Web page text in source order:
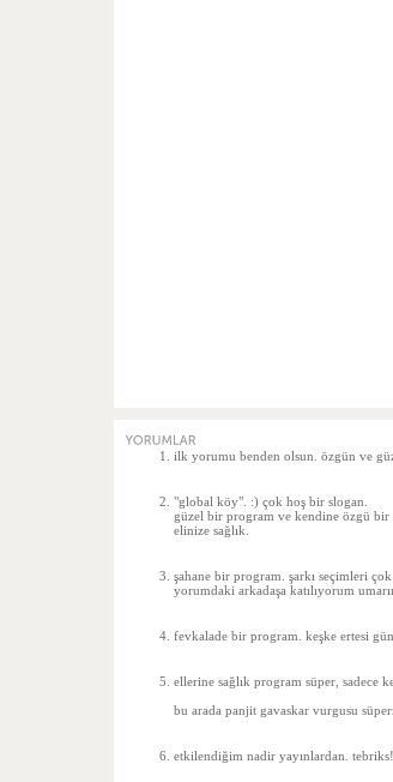
ilk yorumu benden olsun. özgün ve
"global köy". :) çok hoş bir slogan.
güzel bir program ve kendine özgü bir
elinize sağlık.
şahane bir program. şarkı seçimleri
yorumdaki arkadaşa katılıyorum
fevkalade bir program. keşke ertesi
ellerine sağlık program süper, sadece
bu arada panjit gavaskar vurgusu
etkilendiğim nadir yayınlardan. tebriks!